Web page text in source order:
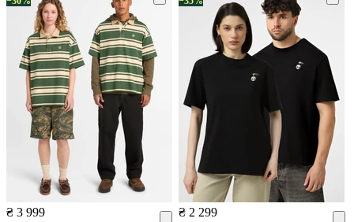
₴ 3 999
₴ 2 299